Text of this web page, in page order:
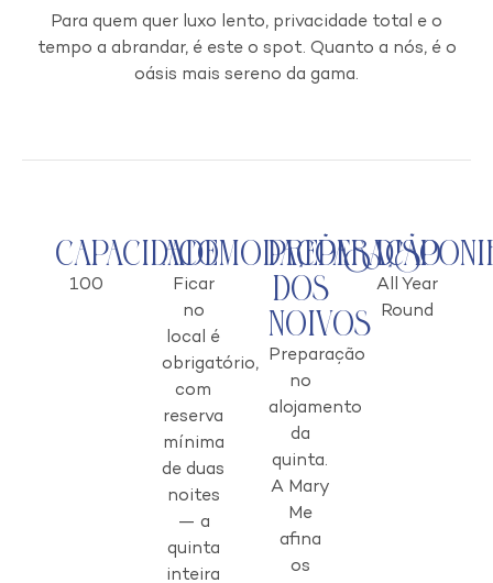
Para quem quer luxo lento, privacidade total e o
tempo a abrandar, é este o spot. Quanto a nós, é o
oásis mais sereno da gama.
Capacidade
100
Acomodações
Ficar
no
local é
obrigatório,
com
reserva
mínima
de duas
noites
— a
quinta
inteira
Preparação
dos
Noivos
Preparação
no
alojamento
da
quinta.
A Mary
Me
afina
os
All Year
Round